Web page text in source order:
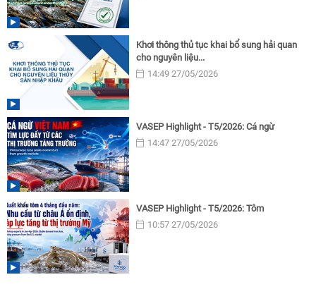
Khơi thông thủ tục khai bổ sung hải quan
cho nguyên liệu...
14:49 27/05/2026
VASEP Highlight - T5/2026: Cá ngừ
14:47 27/05/2026
VASEP Highlight - T5/2026: Tôm
10:57 27/05/2026